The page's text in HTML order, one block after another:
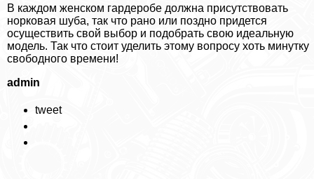
В каждом женском гардеробе должна присутствовать
норковая шуба, так что рано или поздно придется
осуществить свой выбор и подобрать свою идеальную
модель. Так что стоит уделить этому вопросу хоть минутку
свободного времени!
admin
tweet